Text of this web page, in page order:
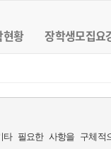
현황 장학생모집요
필요한 사항을 구체적